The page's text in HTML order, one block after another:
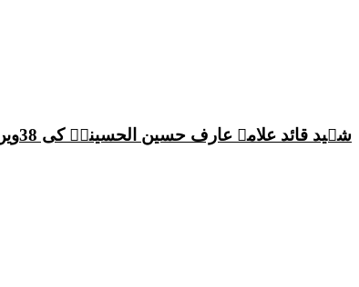
شہید قائد علامہ عارف حسین الحسینیؒ کی 38ویں برسی پر قائد ملت جعفریہ پاکستان علامہ ساجد علی نقوی کا اہم پیغام